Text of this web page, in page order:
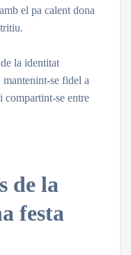
el pa calent dona
la identitat
mantenint-se fidel a
compartint-se entre
de la
festa